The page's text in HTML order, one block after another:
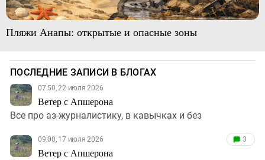
Пляжи Анапы: открытые и опасные зоны
ПОСЛЕДНИЕ ЗАПИСИ В БЛОГАХ
07:50, 22 июля 2026
Ветер с Апшерона
Все про аз-журналистику, в кавычках и без
09:00, 17 июля 2026
Ветер с Апшерона
3